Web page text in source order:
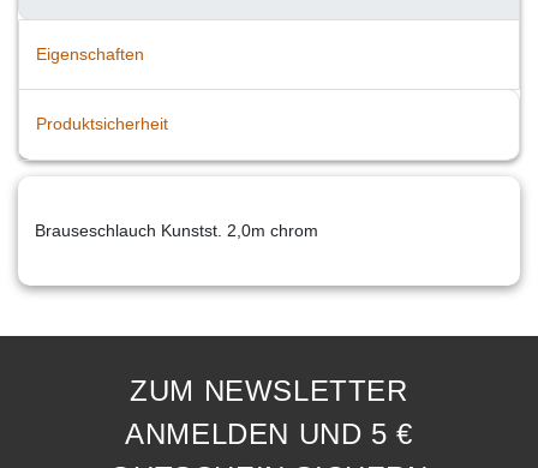
Eigenschaften
Produktsicherheit
Brauseschlauch Kunstst. 2,0m chrom
ZUM NEWSLETTER
ANMELDEN UND 5 €